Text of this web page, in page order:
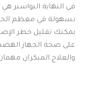
في النهاية البواسير
بسهولة في معظم
يمكنك تقليل خطر
على صحة الجهاز
والعلاج المبكران